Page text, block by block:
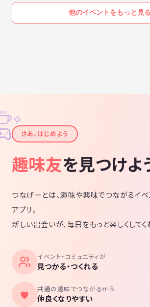
他のイベントをもっと見る
✦
✧
さあ、はじめよう
趣味友を見つけよ
つなげーとは、趣味や興味でつながるイベ
アプリ。
新しい出会いが、毎日をもっと楽しくしてく
イベント・コミュニティが
見つかる・つくれる
共通の趣味でつながるから
仲良くなりやすい